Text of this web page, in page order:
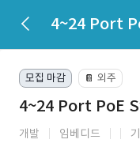
4~24 Port
모집 마감 📔 외주
4~24 Port PoE
개발 임베디드